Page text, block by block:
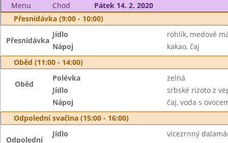
Menu Chod
Pátek 14. 2. 2020
Přesnídávka (9:00 - 10:00)
Přesnídávka
Jídlo
rohlík, medové
Nápoj
kakao, čaj
Oběd (11:00 - 14:00)
Oběd
Polévka
zelná
Jídlo
srbské rizoto z
Nápoj
čaj, voda s
Odpolední svačina (15:00 - 16:00)
Odpolední
Jídlo
vícezrnný